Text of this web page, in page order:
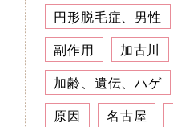
円形脱毛症、男性
副作用
加古川
加齢、遺伝、ハゲ
原因
名古屋